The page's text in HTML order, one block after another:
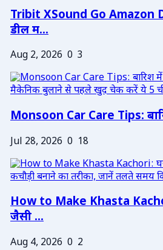
Tribit XSound Go
डील म...
Aug 2, 2026 0 3
Monsoon Car Care Tips:
Jul 28, 2026 0 18
How to Make Khasta
जैसी ...
Aug 4, 2026 0 2